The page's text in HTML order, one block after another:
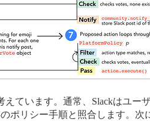
ています。通常、Slackはユ
ポリシー手順と照合します。